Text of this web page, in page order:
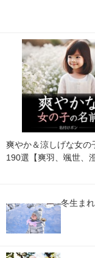
爽やか＆涼しげな女の
190選【爽羽、颯世、
冬生ま